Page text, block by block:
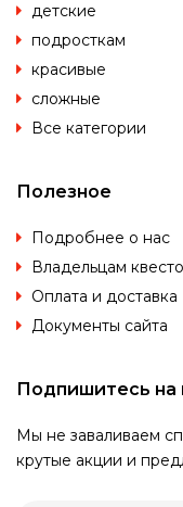
детские
подросткам
красивые
сложные
Все категории
Полезное
Подробнее о нас
Владельцам
Оплата и доставка
Документы сайта
Подпишитесь на
Мы не заваливаем
крутые акции и